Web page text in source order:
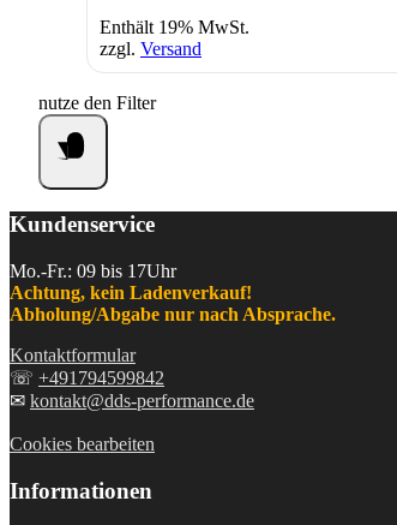
Enthält 19% MwSt.
zzgl. Versand
nutze den Filter
Kundenservice
Mo.-Fr.: 09 bis 17Uhr
Achtung, kein Ladenverkauf!
Abholung/Abgabe nur nach Absprache.
Kontaktformular
☏ +491794599842
✉ kontakt@dds-performance.de
Cookies bearbeiten
Informationen